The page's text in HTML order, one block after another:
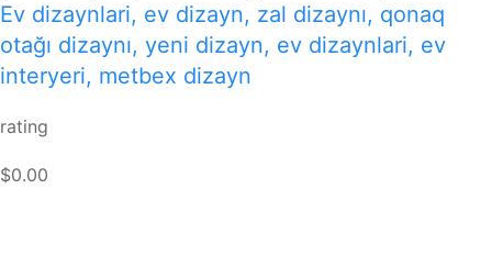
Ev dizaynlari, ev dizayn, zal dizaynı, qonaq
otağı dizaynı, yeni dizayn, ev dizaynlari, ev
interyeri, metbex dizayn
rating
$0.00